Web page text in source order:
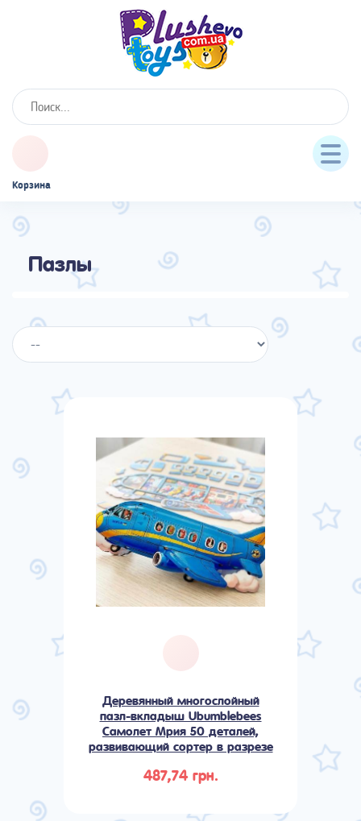
Корзина
Пазлы
Деревянный многослойный
пазл-вкладыш Ubumblebees
Самолет Мрия 50 деталей,
развивающий сортер в разрезе
487,74 грн.